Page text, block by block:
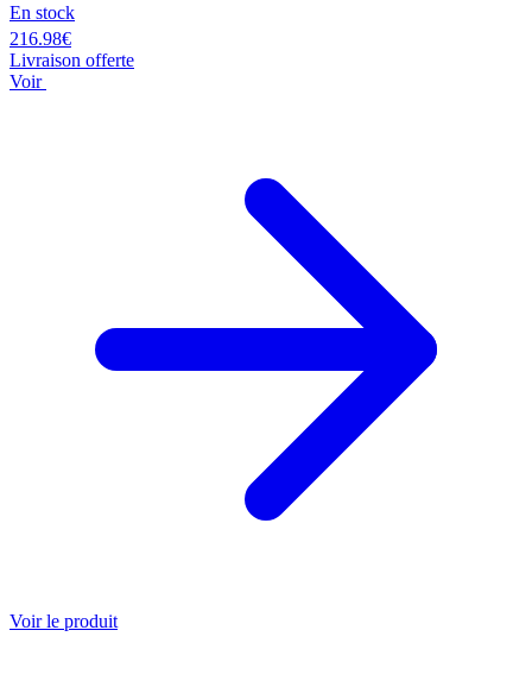
En stock
216.98€
Livraison offerte
Voir
Voir le produit